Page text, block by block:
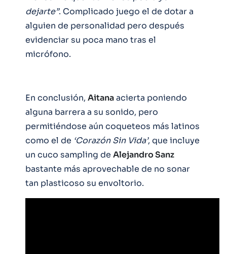
dejarte”. Complicado juego el de dotar a
alguien de personalidad pero después
evidenciar su poca mano tras el
micrófono.
En conclusión, Aitanaacierta poniendo
alguna barrera a su sonido, pero
permitiéndose aún coqueteos más latinos
como el de ‘Corazón Sin Vida’, que incluye
un cuco sampling de Alejandro Sanz
bastante más aprovechable de no sonar
tan plasticoso su envoltorio.